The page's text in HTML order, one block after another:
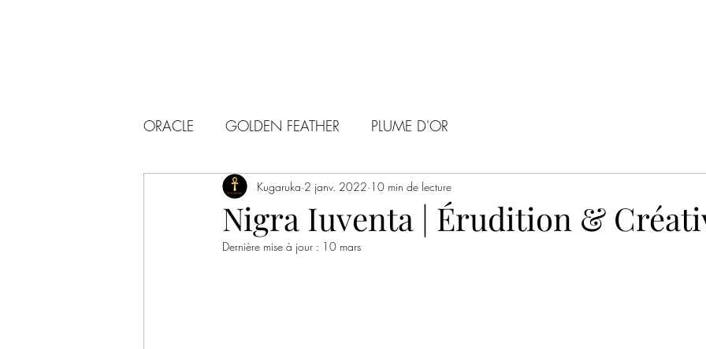
ORACLE GOLDEN FEATHER PLUME D'OR
Nigra Iuventa | Érudition &
Kugaruka 2 janv. 2022 10 min de lecture
Dernière mise à jour : 10 mars